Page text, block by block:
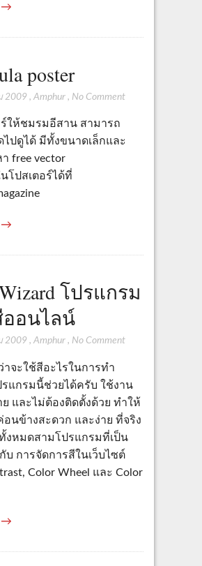
→
poster
2009 , Amphur, No Comment
ให้ชมรมอีสาน สามารถ
ปดูได้ มีทั้งขนาดเล็กและ
free vector
โปสเตอร์ได้ที่
→
โปรแกรม
ออนไลน์
2009 , Amphur, No Comment
จะใช้สีอะไรในการทำ
รแกรมนี้ช่วยได้ครับ ใช้งาน
และไม่ต้องติดตั้งด้วย ทำให้
นข้างสะดวก และง่าย ที่จริง
งหมดสามโปรแกรมที่เป็น
บ การจัดการสีในเว็บไซต์
Color Wheel และ Color
→